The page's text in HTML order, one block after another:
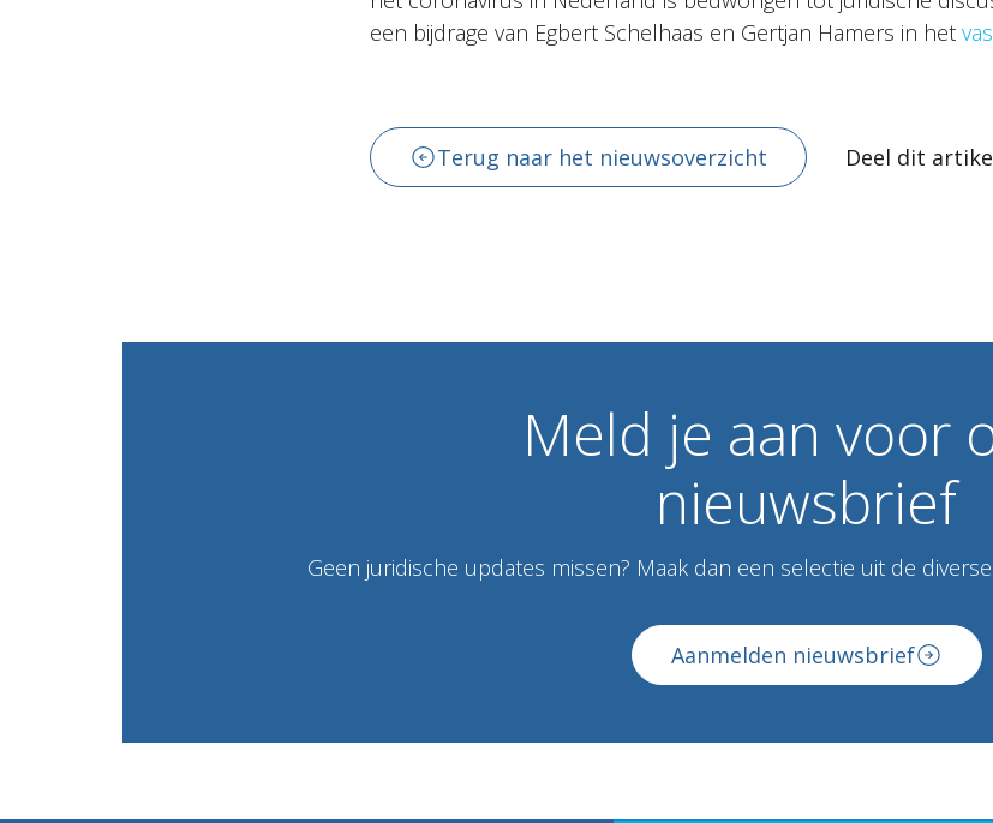
een bijdrage van Egbert Schelhaas en Gertjan Hamers in het
Terug naar het nieuwsoverzicht Deel dit
Meld je aan voor
nieuwsbrief
Geen juridische updates missen? Maak dan een selectie uit de
Aanmelden nieuwsbrief